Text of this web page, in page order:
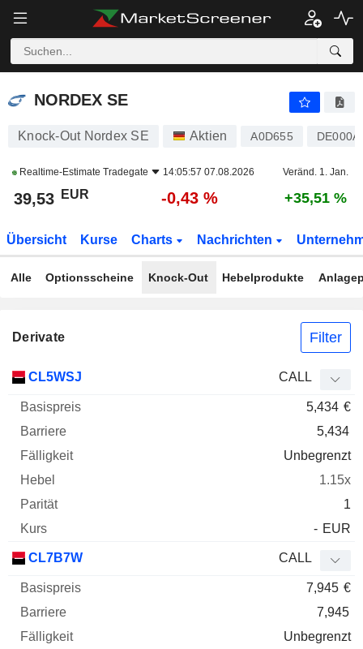
NORDEX SE
NORDEX SE
Knock-Out Nordex SE Aktien A0D655
Realtime-Estimate Tradegate 14:05:57 07.08.2026 Veränd. 1. Jan.
39,53 EUR -0,43 % +35,51 %
Übersicht Kurse Charts Nachrichten
Alle Optionsscheine Knock-Out Hebelprodukte
Derivate Filter
Basispreis
Elastizität
CL5WSJ CALL
5,434 €
5,434
Unbegrenzt
1.15x
1
- EUR
CL7B7W CALL
7,945 €
7,945
Unbegrenzt